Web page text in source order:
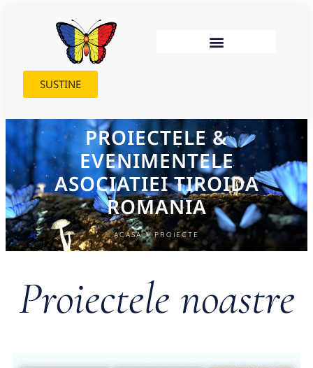
SUSTINE
PROIECTELE &
EVENIMENTELE
ASOCIATIEI TIROIDA
ROMANIA
ACASA PROIECTE
Proiectele noastre